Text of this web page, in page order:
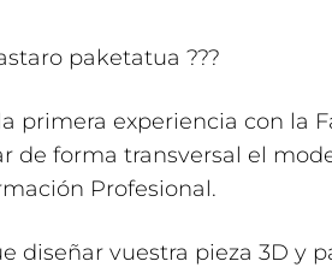
paketatua ???
primera experiencia con la
de forma transversal el
Profesional.
diseñar vuestra pieza 3D y